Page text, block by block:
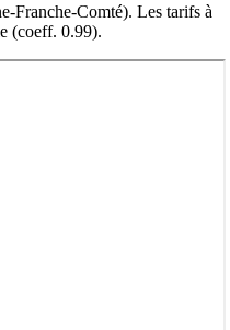
Franche-Comté). Les tarifs à
(coeff. 0.99).